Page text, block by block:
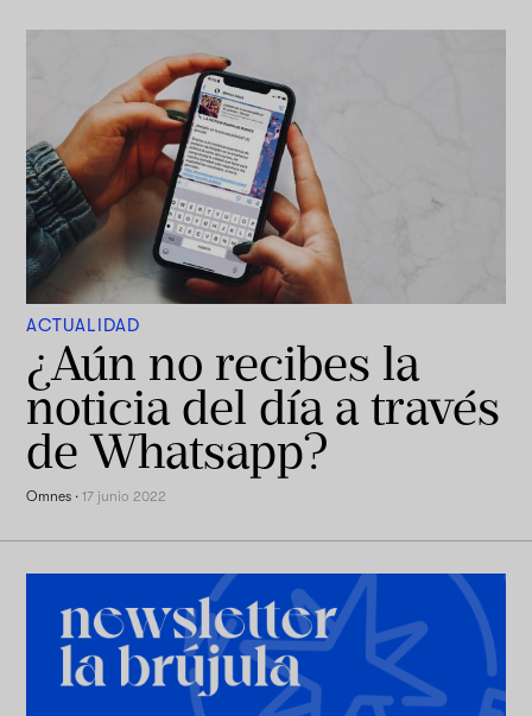
ACTUALIDAD
¿Aún no recibes la
noticia del día a través
de Whatsapp?
Omnes ·17 junio 2022